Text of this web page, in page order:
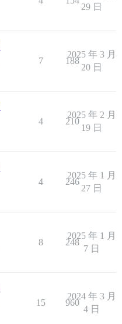
29 日
7 188
2025 年 3 月
20 日
4 210
2025 年 2 月
19 日
4 246
2025 年 1 月
27 日
8 248
2025 年 1 月
7 日
15 960
2024 年 3 月
4 日